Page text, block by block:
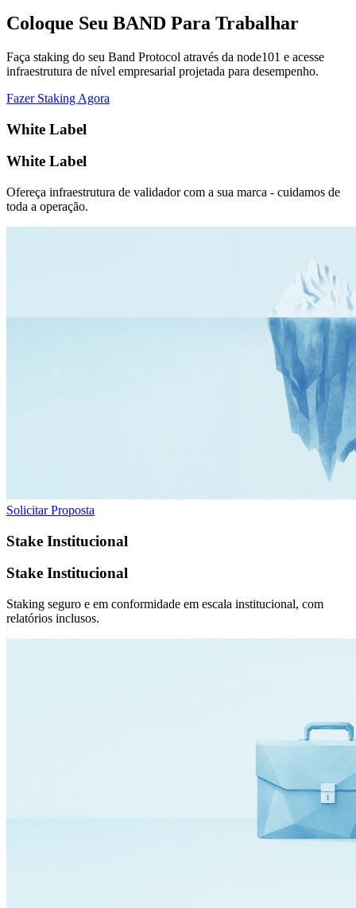
Coloque Seu BAND Para Trabalhar
Faça staking do seu Band Protocol através da node101 e acesse
infraestrutura de nível empresarial projetada para desempenho.
Fazer Staking Agora
White Label
White Label
Ofereça infraestrutura de validador com a sua marca - cuidamos de
toda a operação.
Solicitar Proposta
Stake Institucional
Stake Institucional
Staking seguro e em conformidade em escala institucional, com
relatórios inclusos.